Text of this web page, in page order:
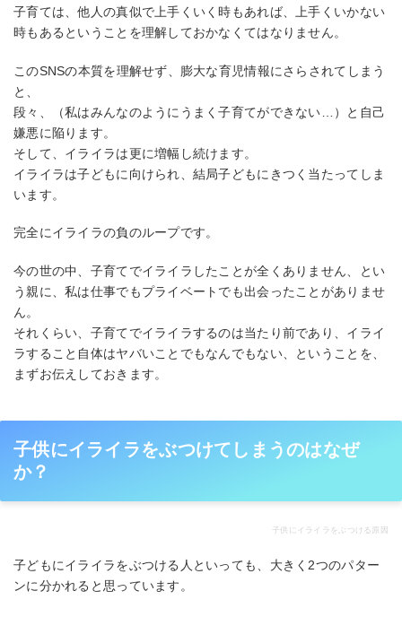
子育ては、他人の真似で上手くいく時もあれば、上手くいかない
時もあるということを理解しておかなくてはなりません。
このSNSの本質を理解せず、膨大な育児情報にさらされてしまう
と、
段々、（私はみんなのようにうまく子育てができない…）と自己
嫌悪に陥ります。
そして、イライラは更に増幅し続けます。
イライラは子どもに向けられ、結局子どもにきつく当たってしま
います。
完全にイライラの負のループです。
今の世の中、子育てでイライラしたことが全くありません、とい
う親に、私は仕事でもプライベートでも出会ったことがありませ
ん。
それくらい、子育てでイライラするのは当たり前であり、イライ
ラすること自体はヤバいことでもなんでもない、ということを、
まずお伝えしておきます。
子供にイライラをぶつけてしまうのはなぜ
か？
子供にイライラをぶつける原因
子どもにイライラをぶつける人といっても、大きく2つのパター
ンに分かれると思っています。